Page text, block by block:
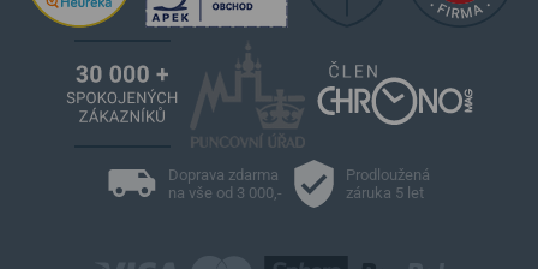
Doprava zdarma
na vše od 3 000,-
Prodloužená
záruka 5 let